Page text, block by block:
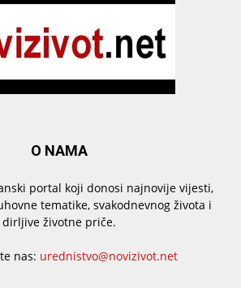
O NAMA
portal koji donosi najnovije vijesti,
tematike, svakodnevnog života i
dirljive životne priče.
nas: urednistvo@novizivot.net